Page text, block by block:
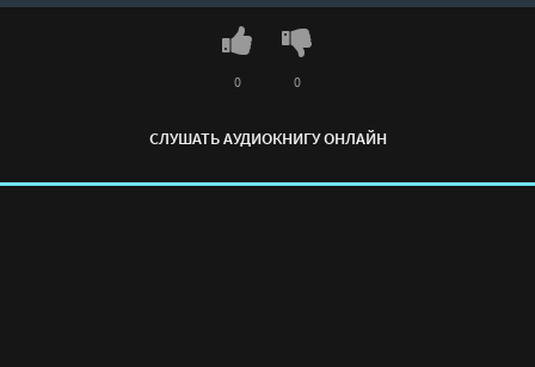
СЛУШАТЬ АУДИОКНИГУ ОНЛАЙН
0 0